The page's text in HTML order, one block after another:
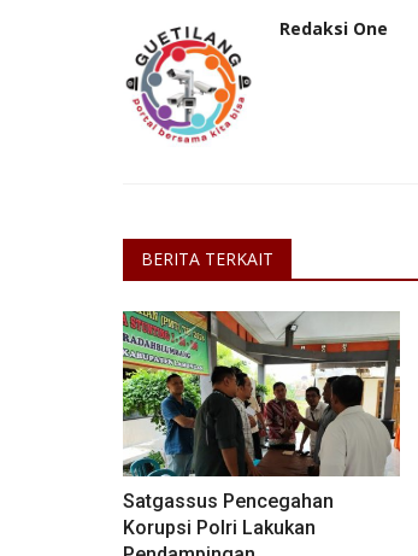
Redaksi One
BERITA TERKAIT
Satgassus Pencegahan
Korupsi Polri Lakukan